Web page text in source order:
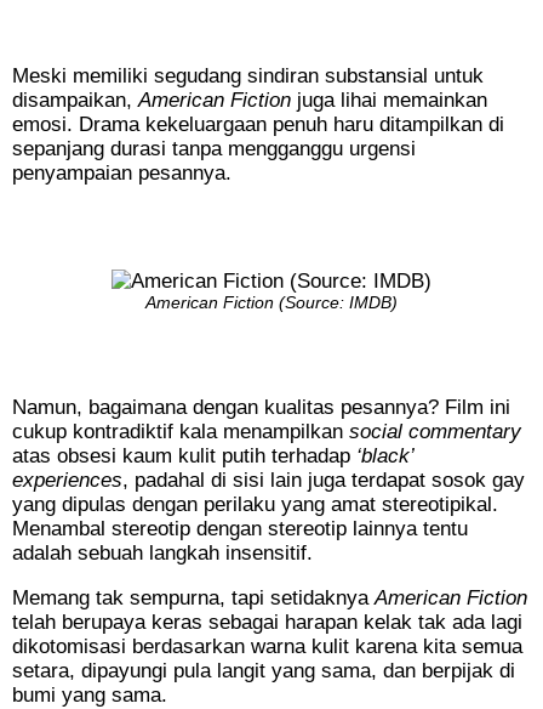
Meski memiliki segudang sindiran substansial untuk
disampaikan,American Fiction juga lihai memainkan
emosi. Drama kekeluargaan penuh haru ditampilkan di
sepanjang durasi tanpa mengganggu urgensi
penyampaian pesannya.
American Fiction (Source: IMDB)
Namun, bagaimana dengan kualitas pesannya? Film ini
cukup kontradiktif kala menampilkan social commentary
atas obsesi kaum kulit putih terhadap ‘black’
experiences, padahal di sisi lain juga terdapat sosok gay
yang dipulas dengan perilaku yang amat stereotipikal.
Menambal stereotip dengan stereotip lainnya tentu
adalah sebuah langkah insensitif.
Memang tak sempurna, tapi setidaknyaAmerican Fiction
telah berupaya keras sebagai harapan kelak tak ada lagi
dikotomisasi berdasarkan warna kulit karena kita semua
setara, dipayungi pula langit yang sama, dan berpijak di
bumi yang sama.